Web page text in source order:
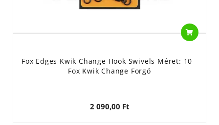
Fox Edges Kwik Change Hook Swivels Méret: 10 -
Fox Kwik Change Forgó
2 090,00 Ft